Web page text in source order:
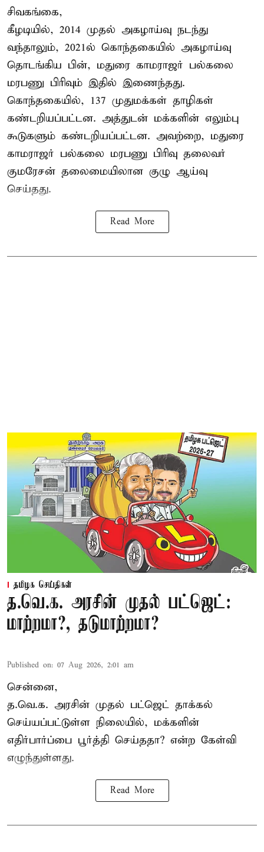
சிவகங்கை,
கீழடியில், 2014 முதல் அகழாய்வு நடந்து
வந்தாலும், 2021ல் கொந்தகையில் அகழாய்வு
தொடங்கிய பின், மதுரை காமராஜர் பல்கலை
மரபணு பிரிவும் இதில் இணைந்தது.
கொந்தகையில், 137 முதுமக்கள் தாழிகள்
கண்டறியப்பட்டன. அத்துடன் மக்களின் எலும்பு
கூடுகளும் கண்டறியப்பட்டன. அவற்றை, மதுரை
காமராஜர் பல்கலை மரபணு பிரிவு தலைவர்
குமரேசன் தலைமையிலான குழு ஆய்வு
செய்தது.
Read More
தமிழக செய்திகள்
த.வெ.க. அரசின் முதல் பட்ஜெட்:
மாற்றமா?, தடுமாற்றமா?
Published on: 07 Aug 2026, 2:01 am
சென்னை,
த.வெ.க. அரசின் முதல் பட்ஜெட் தாக்கல்
செய்யப்பட்டுள்ள நிலையில், மக்களின்
எதிர்பார்ப்பை பூர்த்தி செய்ததா? என்ற கேள்வி
எழுந்துள்ளது.
Read More